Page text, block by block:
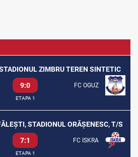
ZIMBRU TEREN SINTETIC
9:0 FC OGUZ
ETAPA 1
STADIONUL ORĂȘENESC, T/S
7:1 FC ISKRA
ETAPA 1